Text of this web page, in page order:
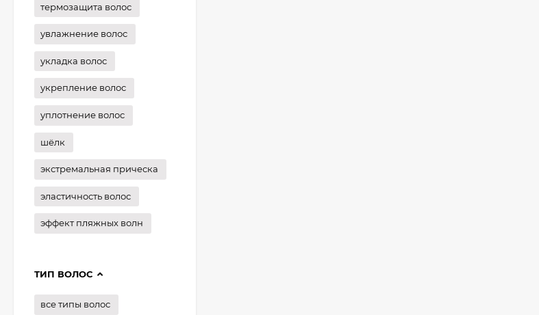
термозащита волос
увлажнение волос
укладка волос
укрепление волос
уплотнение волос
шёлк
экстремальная прическа
эластичность волос
эффект пляжных волн
ТИП ВОЛОС
все типы волос